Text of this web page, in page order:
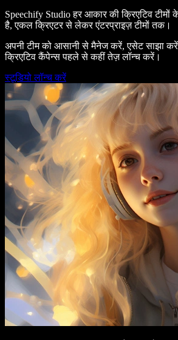
Speechify Studio हर आकार की क्रिएटिव टीमों
है, एकल क्रिएटर से लेकर एंटरप्राइज़ टीमों तक।
अपनी टीम को आसानी से मैनेज करें, एसेट साझा
क्रिएटिव कैंपेन्स पहले से कहीं तेज़ लॉन्च करें।
स्टूडियो लॉन्च करें